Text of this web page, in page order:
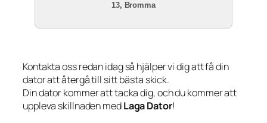
13, Bromma
Kontakta oss redan idag så hjälper vi dig att få din
dator att återgå till sitt bästa skick.
Din dator kommer att tacka dig, och du kommer att
uppleva skillnaden medLaga Dator!